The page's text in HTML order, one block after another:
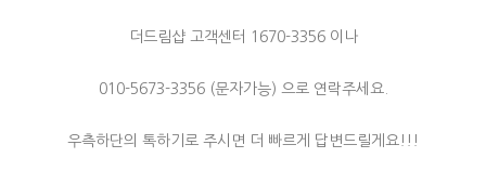
더드림샵 고객센터 1670-3356 이나
010-5673-3356 (문자가능) 으로 연락주세요.
우측하단의 톡하기로 주시면 더 빠르게 답변드릴게요!!!